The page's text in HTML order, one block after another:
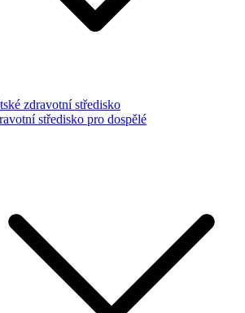
zdravotní středisko
středisko pro dospělé